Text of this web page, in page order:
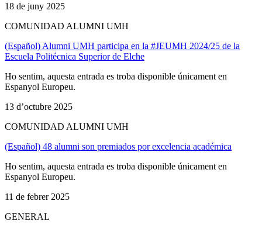
18 de juny 2025
COMUNIDAD ALUMNI UMH
(Español) Alumni UMH participa en la #JEUMH 2024/25 de la
Escuela Politécnica Superior de Elche
Ho sentim, aquesta entrada es troba disponible únicament en
Espanyol Europeu.
13 d’octubre 2025
COMUNIDAD ALUMNI UMH
(Español) 48 alumni son premiados por excelencia académica
Ho sentim, aquesta entrada es troba disponible únicament en
Espanyol Europeu.
11 de febrer 2025
GENERAL